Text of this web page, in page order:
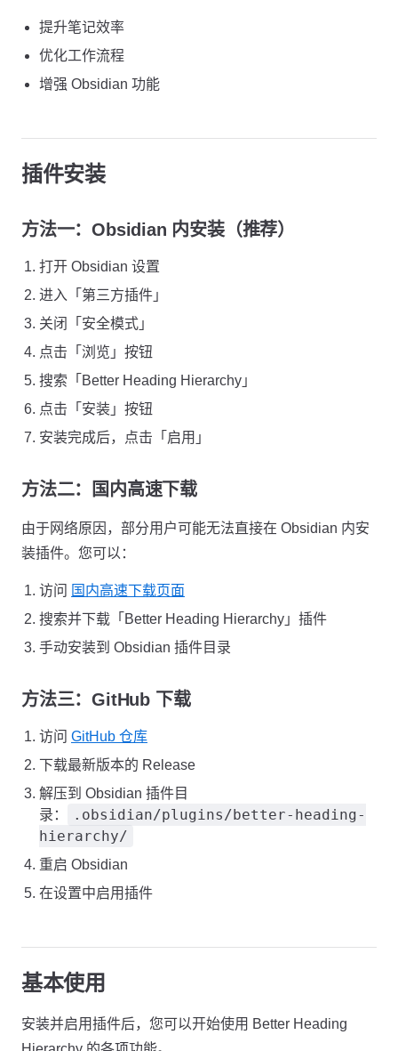
提升笔记效率
优化工作流程
增强 Obsidian 功能
插件安装
方法一：Obsidian 内安装（推荐）
打开 Obsidian 设置
进入「第三方插件」
关闭「安全模式」
点击「浏览」按钮
搜索「Better Heading Hierarchy」
点击「安装」按钮
安装完成后，点击「启用」
方法二：国内高速下载
由于网络原因，部分用户可能无法直接在 Obsidian 内安
装插件。您可以：
访问 国内高速下载页面
搜索并下载「Better Heading Hierarchy」插件
手动安装到 Obsidian 插件目录
方法三：GitHub 下载
访问 GitHub 仓库
下载最新版本的 Release
解压到 Obsidian 插件目
录：
.obsidian/plugins/better-heading-
hierarchy/
重启 Obsidian
在设置中启用插件
基本使用
安装并启用插件后，您可以开始使用 Better Heading